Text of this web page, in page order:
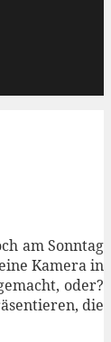
am Sonntag
Kamera in
oder?
die